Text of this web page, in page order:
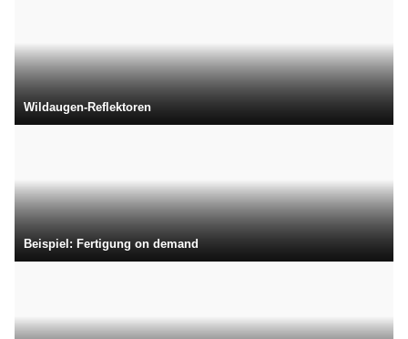
Wildaugen-Reflektoren
Beispiel: Fertigung on demand